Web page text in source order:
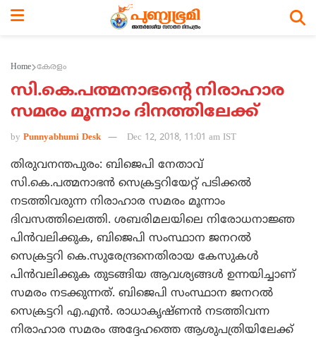
Home കേരളം
സി.കെ.പത്മനാഭന്റെ നിരാഹാര
സമരം മൂന്നാം ദിനത്തിലേക്ക്
by Punnyabhumi Desk Dec 12, 2018, 11:01 am IST
തിരുവനന്തപുരം: ബിജെപി നേതാവ്
സി.കെ.പത്മനാഭന്‍ സെക്രട്ടറിയേറ്റ് പടിക്കല്‍
നടത്തിവരുന്ന നിരാഹാര സമരം മൂന്നാം
ദിവസത്തിലെത്തി. ശബരിമലയിലെ നിരോധനാജ്ഞ
പിന്‍വലിക്കുക, ബിജെപി സംസ്ഥാന ജനറല്‍
സെക്രട്ടറി കെ.സുരേന്ദ്രനെതിരായ കേസുകള്‍
പിന്‍വലിക്കുക തുടങ്ങിയ ആവശ്യങ്ങള്‍ ഉന്നയിച്ചാണ്
സമരം നടക്കുന്നത്. ബിജെപി സംസ്ഥാന ജനറല്‍
സെക്രട്ടറി എ.എന്‍. രാധാകൃഷ്ണന്‍ നടത്തിവന്ന
നിരാഹാര സമരം അദ്ദേഹത്തെ ആശുപത്രിയിലേക്ക്